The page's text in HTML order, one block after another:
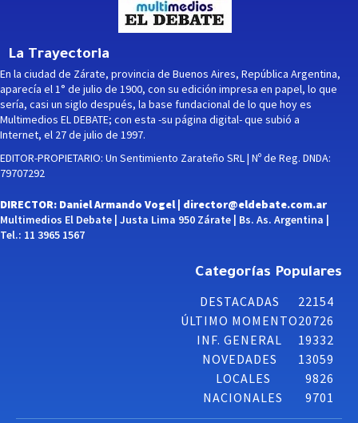
La Trayectoria
En la ciudad de Zárate, provincia de Buenos Aires, República Argentina,
aparecía el 1° de julio de 1900, con su edición impresa en papel, lo que
sería, casi un siglo después, la base fundacional de lo que hoy es
Multimedios EL DEBATE; con esta -su página digital- que subió a
Internet, el 27 de julio de 1997.
EDITOR-PROPIETARIO: Un Sentimiento Zarateño SRL | Nº de Reg. DNDA:
79707292
DIRECTOR: Daniel Armando Vogel | director@eldebate.com.ar
Multimedios El Debate | Justa Lima 950 Zárate | Bs. As. Argentina |
Tel.: 11 3965 1567
Categorías Populares
DESTACADAS
22154
ÚLTIMO MOMENTO20726
INF. GENERAL
19332
NOVEDADES
13059
LOCALES
9826
NACIONALES
9701